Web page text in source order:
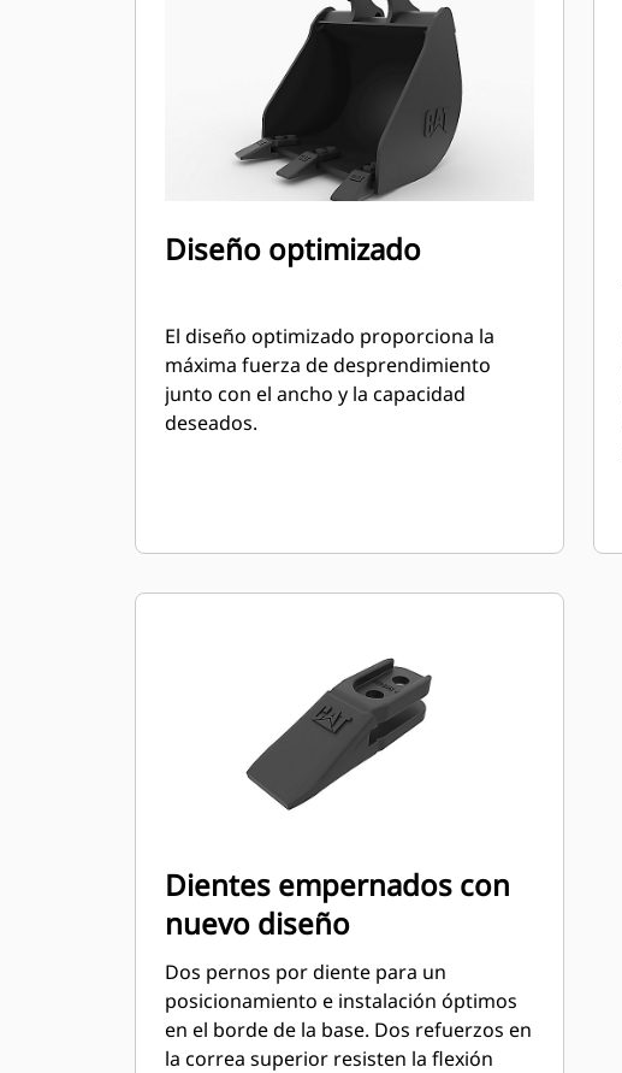
Diseño optimizado
El diseño optimizado proporciona la
máxima fuerza de desprendimiento
junto con el ancho y la capacidad
deseados.
Dientes empernados con
nuevo diseño
Dos pernos por diente para un
posicionamiento e instalación óptimos
en el borde de la base. Dos refuerzos en
la correa superior resisten la flexión